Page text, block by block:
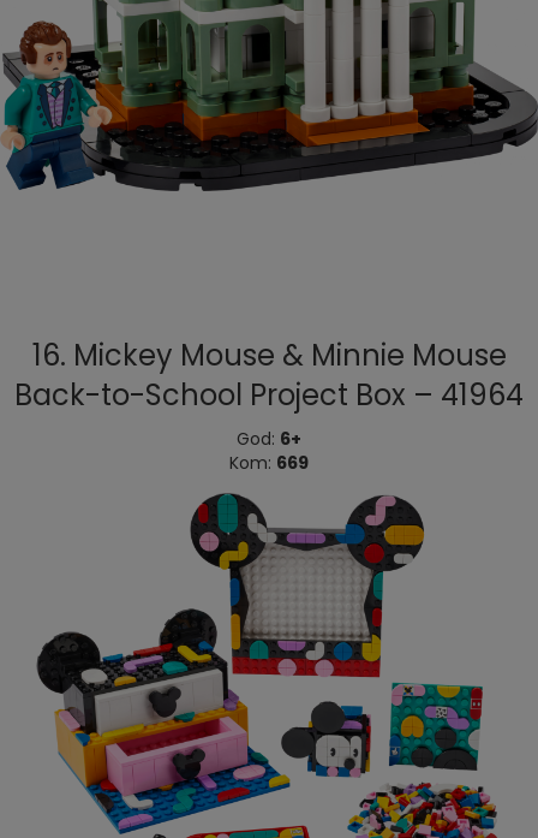
16. Mickey Mouse & Minnie Mouse
Back-to-School Project Box – 41964
God: 6+
Kom: 669